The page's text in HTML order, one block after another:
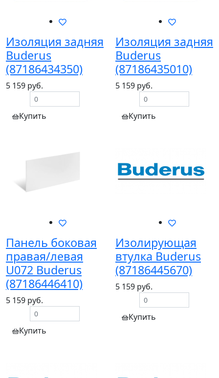
Изоляция задняя
Buderus
(87186434350)
5 159 руб.
Купить
Изоляция задняя
Buderus
(87186435010)
5 159 руб.
Купить
Панель боковая
правая/левая
U072 Buderus
(87186446410)
5 159 руб.
Купить
Изолирующая
втулка Buderus
(87186445670)
5 159 руб.
Купить